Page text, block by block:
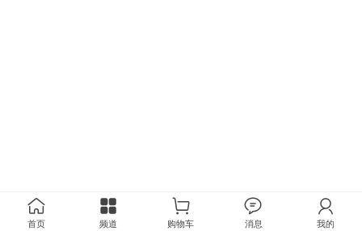
首页 频道 购物车 消息 我的